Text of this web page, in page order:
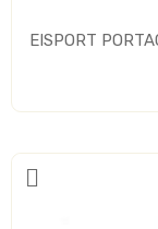
EISPORT